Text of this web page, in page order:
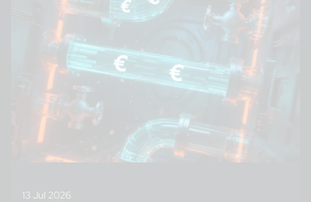
13 Jul 2026